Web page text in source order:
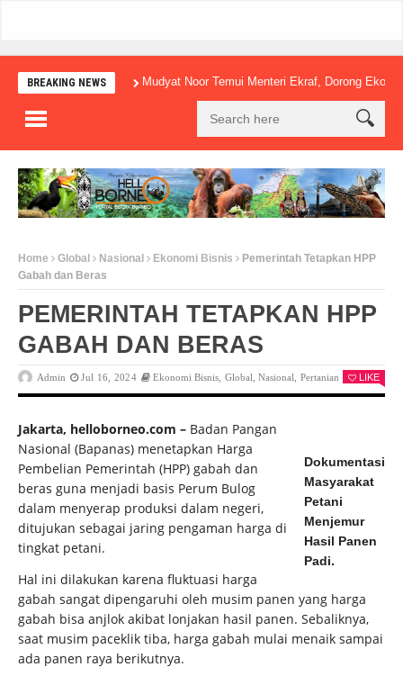
BREAKING NEWS Mudyat Noor Temui Menteri Ekraf, Dorong Ekonomi
Home Global Nasional Ekonomi Bisnis
Pemerintah Tetapkan HPP
Gabah dan Beras
PEMERINTAH TETAPKAN HPP
GABAH DAN BERAS
Admin Jul 16, 2024 Ekonomi Bisnis, Global,Nasional,Pertanian 0LIKE
Dokumentasi
Masyarakat
Petani
Menjemur
Hasil Panen
Padi.
Jakarta, helloborneo.com – Badan Pangan
Nasional (Bapanas) menetapkan Harga
Pembelian Pemerintah (HPP) gabah dan
beras guna menjadi basis Perum Bulog
dalam menyerap produksi dalam negeri,
ditujukan sebagai jaring pengaman harga di
tingkat petani.
Hal ini dilakukan karena fluktuasi harga
gabah sangat dipengaruhi oleh musim panen yang harga
gabah bisa anjlok akibat lonjakan hasil panen. Sebaliknya,
saat musim paceklik tiba, harga gabah mulai menaik sampai
ada panen raya berikutnya.